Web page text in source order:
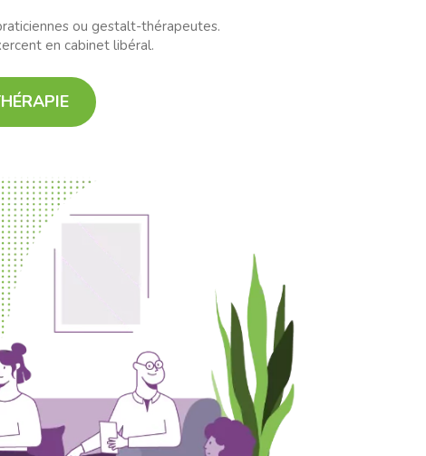
ou gestalt-thérapeutes.
en cabinet libéral.